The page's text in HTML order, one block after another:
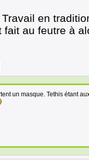
en
fait au feutre à
un masque. Tethis étant